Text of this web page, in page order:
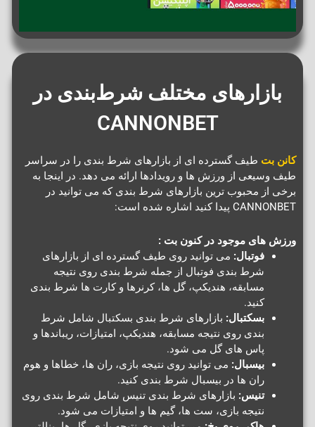
بازارهای مختلف شرط‌بندی در
CANNONBET
کانن بت طیف گسترده ای از بازارهای شرط بندی را در سراسر
طیف وسیعی از ورزش ها و رویدادها ارائه می دهد. در اینجا به
برخی از محبوب ترین بازارهای شرط بندی که می توانید در
CANNONBET پیدا کنید اشاره شده است:
ورزش های موجود در کنون بت :
فوتبال: می توانید روی طیف گسترده ای از بازارهای
شرط بندی فوتبال از جمله شرط بندی روی نتیجه
مسابقه، هندیکپ، گل ها، کرنرها و کارت ها شرط بندی
کنید.
بسکتبال: بازارهای شرط بندی بسکتبال شامل شرط
بندی روی نتیجه مسابقه، هندیکپ، امتیازات، ریباندها و
پاس های گل می شود.
بیسبال: می توانید روی نتیجه بازی، ران ها، خطاها و هوم
ران ها در بیسبال شرط بندی کنید.
تنیس: بازارهای شرط بندی تنیس شامل شرط بندی روی
نتیجه بازی، ست ها، گیم ها و امتیازات می شود.